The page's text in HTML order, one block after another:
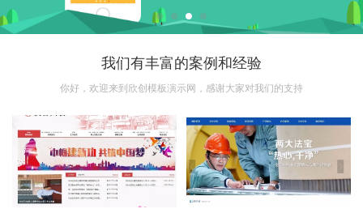
我们有丰富的案例和经验
你好，欢迎来到欣创模板演示网，感谢大家对我们的支持